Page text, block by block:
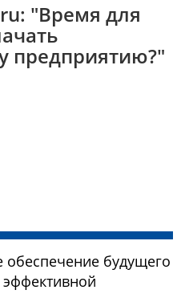
"Время для
обеспечение будущего